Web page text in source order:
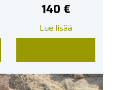
140 €
Lue lisää